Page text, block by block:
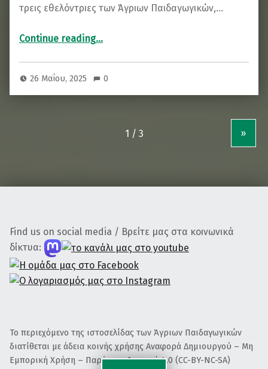
τρεις εθελόντριες των Άγριων Παιδαγωγικών,…
Continue reading…
26 Μαΐου, 2025 0
»
Find us on social media / Βρείτε μας στα κοινωνικά
δίκτυα:
Το περιεχόμενο της ιστοσελίδας των Άγριων Παιδαγωγικών
διατίθεται με άδεια κοινής χρήσης Αναφορά Δημιουργού – Μη
Εμπορική Χρήση – Παρόμοια Διανομή 4.0 (CC-BY-NC-SA)